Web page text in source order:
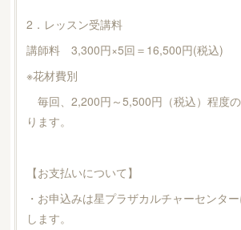
2．レッスン受講料
講師料 3,300円×5回＝16,500円(税込)
※花材費別
毎回、2,200円～5,500円（税込）程度
ります。
【お支払いについて】
・お申込みは星プラザカルチャーセンタ
します。